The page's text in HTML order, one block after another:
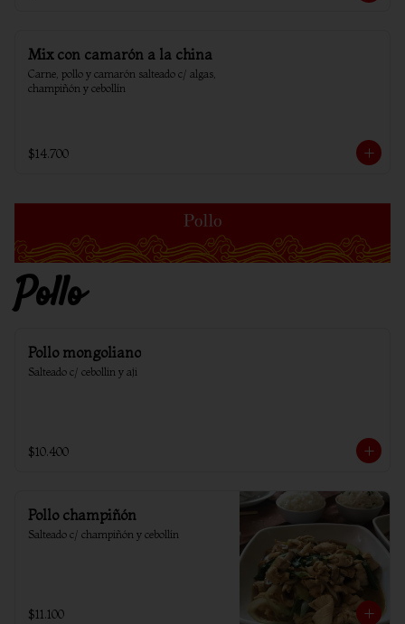
Mix con camarón a la china
Carne, pollo y camarón salteado c/ algas,
champiñón y cebollín
$14.700
Pollo
Pollo mongoliano
Salteado c/ cebollin y aji
$10.400
Pollo champiñón
Salteado c/ champiñón y cebollín
$11.100